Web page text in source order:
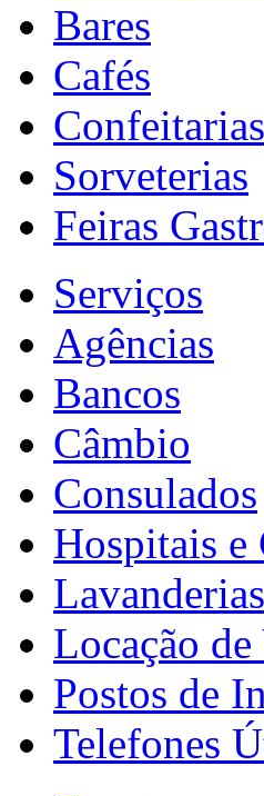
Bares
Cafés
Confeitarias
Sorveterias
Feiras
Serviços
Agências
Bancos
Câmbio
Consulados
Hospitais e
Lavanderias
Locação
Postos de
Telefones